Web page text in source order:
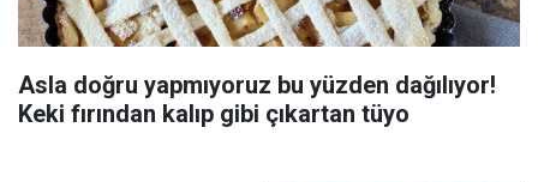
Asla doğru yapmıyoruz bu yüzden dağılıyor!
Keki fırından kalıp gibi çıkartan tüyo